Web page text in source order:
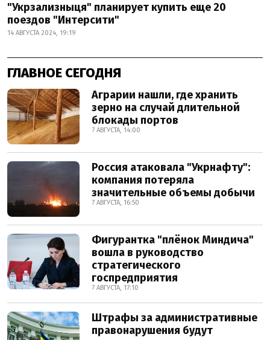
"Укрзализныця" планирует купить еще 20
поездов "Интерсити"
14 АВГУСТА 2024, 19:19
ГЛАВНОЕ СЕГОДНЯ
Аграрии нашли, где хранить
зерно на случай длительной
блокады портов
7 АВГУСТА, 14:00
Россия атаковала "Укрнафту":
компания потеряла
значительные объемы добычи
7 АВГУСТА, 16:50
Фигурантка "плёнок Миндича"
вошла в руководство
стратегического
госпредприятия
7 АВГУСТА, 17:10
Штрафы за административные
правонарушения будут